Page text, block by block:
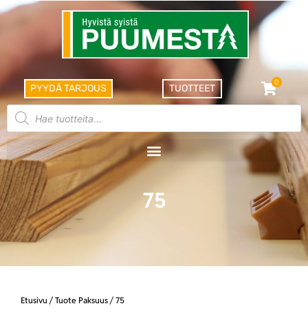
PYYDÄ TARJOUS TUOTTEET
0
75
Etusivu / Tuote Paksuus / 75